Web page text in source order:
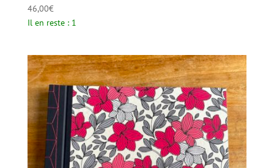
46,00€
Il en reste : 1